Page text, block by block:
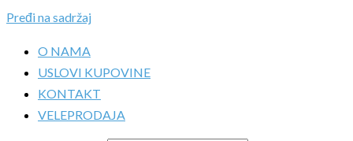
Pređi na sadržaj
O NAMA
USLOVI KUPOVINE
KONTAKT
VELEPRODAJA